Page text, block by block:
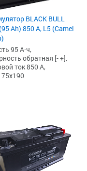
BLACK BULL
Ah) 850 А, L5 (Camel
95 А·ч,
обратная [- +],
ток 850 А,